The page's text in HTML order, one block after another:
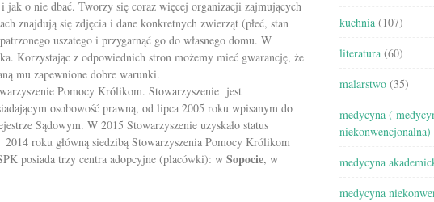
jak o nie dbać. Tworzy się coraz więcej organizacji zajmujących
znajdują się zdjęcia i dane konkretnych zwierząt (płeć, stan
uszatego i przygarnąć go do własnego domu. W
Korzystając z odpowiednich stron możemy mieć gwarancję, że
mu zapewnione dobre warunki.
Pomocy Królikom. Stowarzyszenie jest
osobowość prawną, od lipca 2005 roku wpisanym do
Sądowym. W 2015 Stowarzyszenie uzyskało status
roku główną siedzibą Stowarzyszenia Pomocy Królikom
posiada trzy centra adopcyjne (placówki): w Sopocie, w
kuchnia (107)
literatura (60)
malarstwo (35)
medycyna (
niekonwencjonalna)
medycyna
medycyna